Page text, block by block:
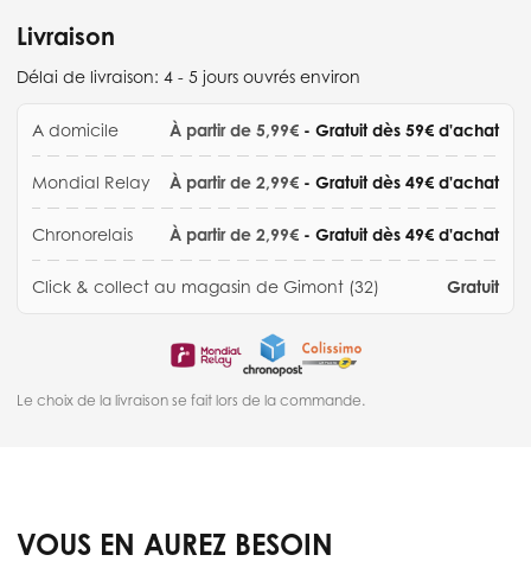
Livraison
Délai de livraison: 4 - 5 jours ouvrés environ
A domicile À partir de 5,99€ - Gratuit dès 59€ d'achat
Mondial Relay À partir de 2,99€ - Gratuit dès 49€ d'achat
Chronorelais À partir de 2,99€ - Gratuit dès 49€ d'achat
Click & collect au magasin de Gimont (32) Gratuit
Le choix de la livraison se fait lors de la commande.
VOUS EN AUREZ BESOIN